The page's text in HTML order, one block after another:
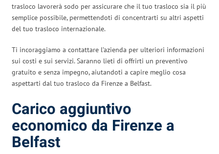
trasloco lavorerà sodo per assicurare che il tuo trasloco sia il più
semplice possibile, permettendoti di concentrarti su altri aspetti
del tuo trasloco internazionale.
Ti incoraggiamo a contattare l’azienda per ulteriori informazioni
sui costi e sui servizi. Saranno lieti di offrirti un preventivo
gratuito e senza impegno, aiutandoti a capire meglio cosa
aspettarti dal tuo trasloco da Firenze a Belfast.
Carico aggiuntivo
economico da Firenze a
Belfast